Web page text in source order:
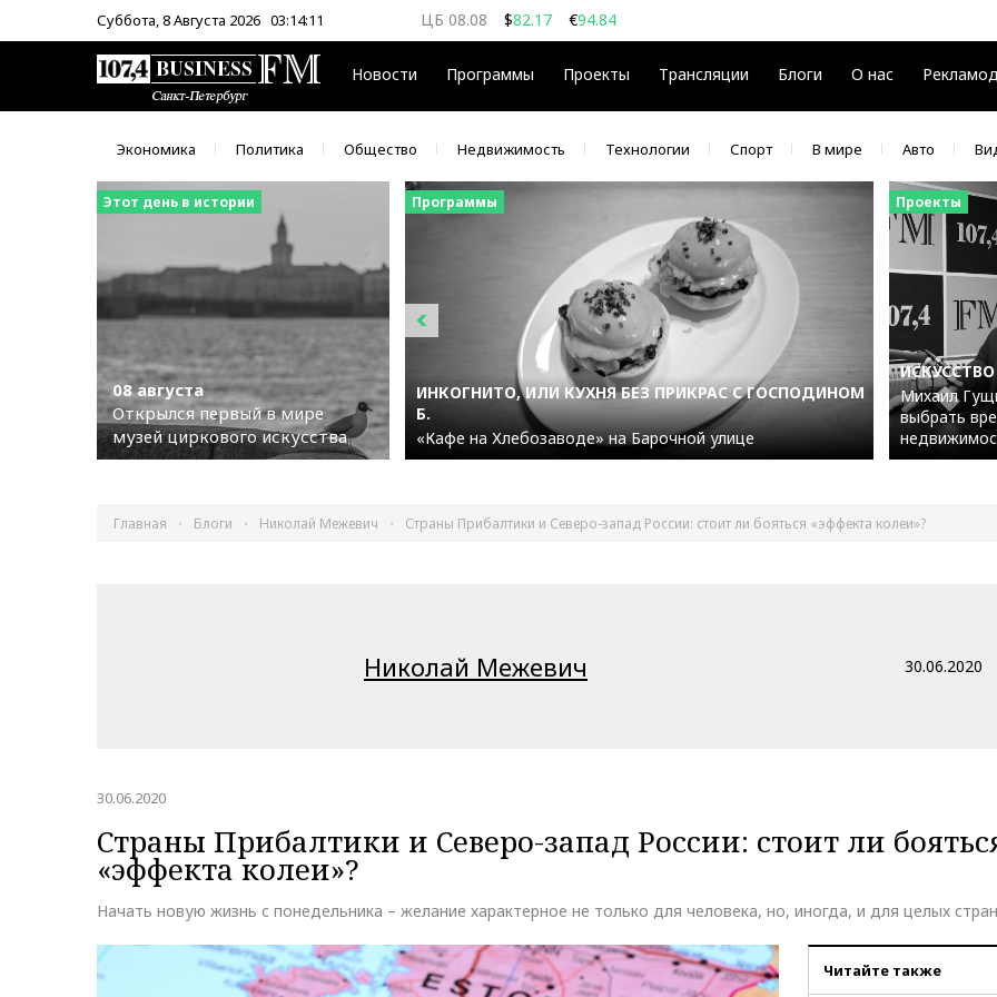
Новости Программы Проекты Трансляции Блоги О нас
Суббота, 8 Августа 2026 03:14:12 ЦБ 08.08 $82.17 €94.84
ММВБ 08.08 $ €
Экономика Политика Общество Недвижимость Технологии Спорт В мире Авто
Этот день в истории
08 августа
Открылся первый в мире
музей циркового искусства
Программы
ИНКОГНИТО, ИЛИ КУХНЯ БЕЗ ПРИКРАС С ГОСПОДИНОМ
Б.
«Кафе на Хлебозаводе» на Барочной улице
Проекты
Михаил
выбрать
Главная Блоги Николай Межевич Страны Прибалтики и Северо-запад России: стоит ли бояться «эффекта колеи»?
Николай Межевич 30.06.2020
30.06.2020
Страны Прибалтики и Северо-запад России: стоит ли
«эффекта колеи»?
Начать новую жизнь с понедельника – желание характерное не только для человека, но, иногда, и для целых
Читайте также